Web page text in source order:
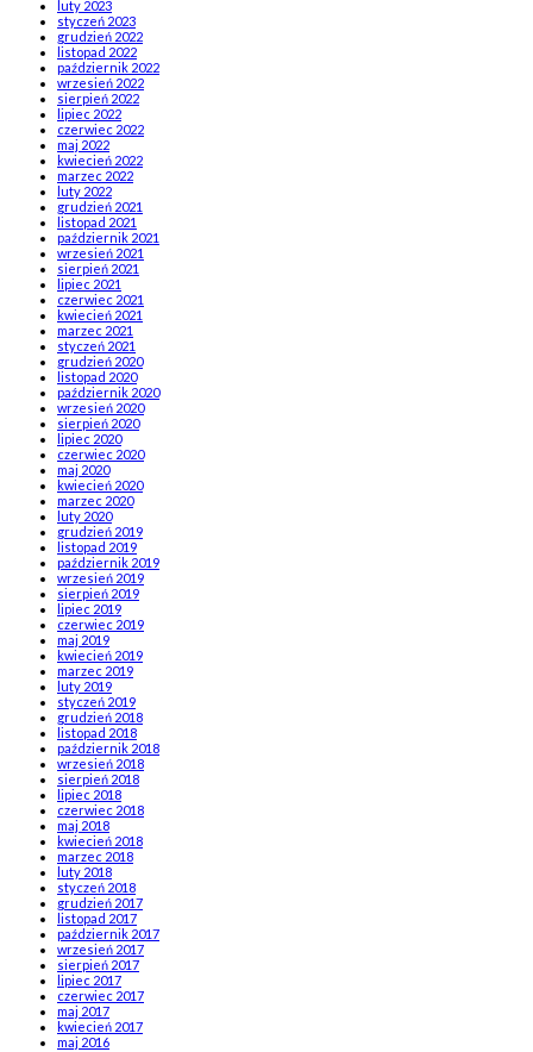
luty 2023
styczeń 2023
grudzień 2022
listopad 2022
październik 2022
wrzesień 2022
sierpień 2022
lipiec 2022
czerwiec 2022
maj 2022
kwiecień 2022
marzec 2022
luty 2022
grudzień 2021
listopad 2021
październik 2021
wrzesień 2021
sierpień 2021
lipiec 2021
czerwiec 2021
kwiecień 2021
marzec 2021
styczeń 2021
grudzień 2020
listopad 2020
październik 2020
wrzesień 2020
sierpień 2020
lipiec 2020
czerwiec 2020
maj 2020
kwiecień 2020
marzec 2020
luty 2020
grudzień 2019
listopad 2019
październik 2019
wrzesień 2019
sierpień 2019
lipiec 2019
czerwiec 2019
maj 2019
kwiecień 2019
marzec 2019
luty 2019
styczeń 2019
grudzień 2018
listopad 2018
październik 2018
wrzesień 2018
sierpień 2018
lipiec 2018
czerwiec 2018
maj 2018
kwiecień 2018
marzec 2018
luty 2018
styczeń 2018
grudzień 2017
listopad 2017
październik 2017
wrzesień 2017
sierpień 2017
lipiec 2017
czerwiec 2017
maj 2017
kwiecień 2017
maj 2016